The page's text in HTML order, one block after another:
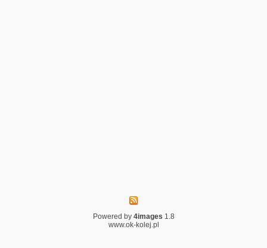
Powered by 4images 1.8
www.ok-kolej.pl